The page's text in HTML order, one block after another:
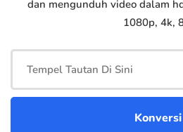
dan mengunduh video dalam
1080p, 4k,